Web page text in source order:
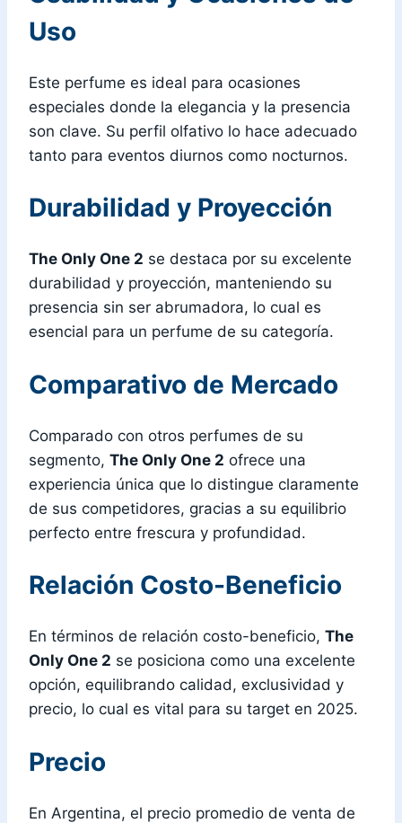
Uso
Este perfume es ideal para ocasiones
especiales donde la elegancia y la presencia
son clave. Su perfil olfativo lo hace adecuado
tanto para eventos diurnos como nocturnos.
Durabilidad y Proyección
The Only One 2 se destaca por su excelente
durabilidad y proyección, manteniendo su
presencia sin ser abrumadora, lo cual es
esencial para un perfume de su categoría.
Comparativo de Mercado
Comparado con otros perfumes de su
segmento, The Only One 2 ofrece una
experiencia única que lo distingue claramente
de sus competidores, gracias a su equilibrio
perfecto entre frescura y profundidad.
Relación Costo-Beneficio
En términos de relación costo-beneficio, The
Only One 2 se posiciona como una excelente
opción, equilibrando calidad, exclusividad y
precio, lo cual es vital para su target en 2025.
Precio
En Argentina, el precio promedio de venta de